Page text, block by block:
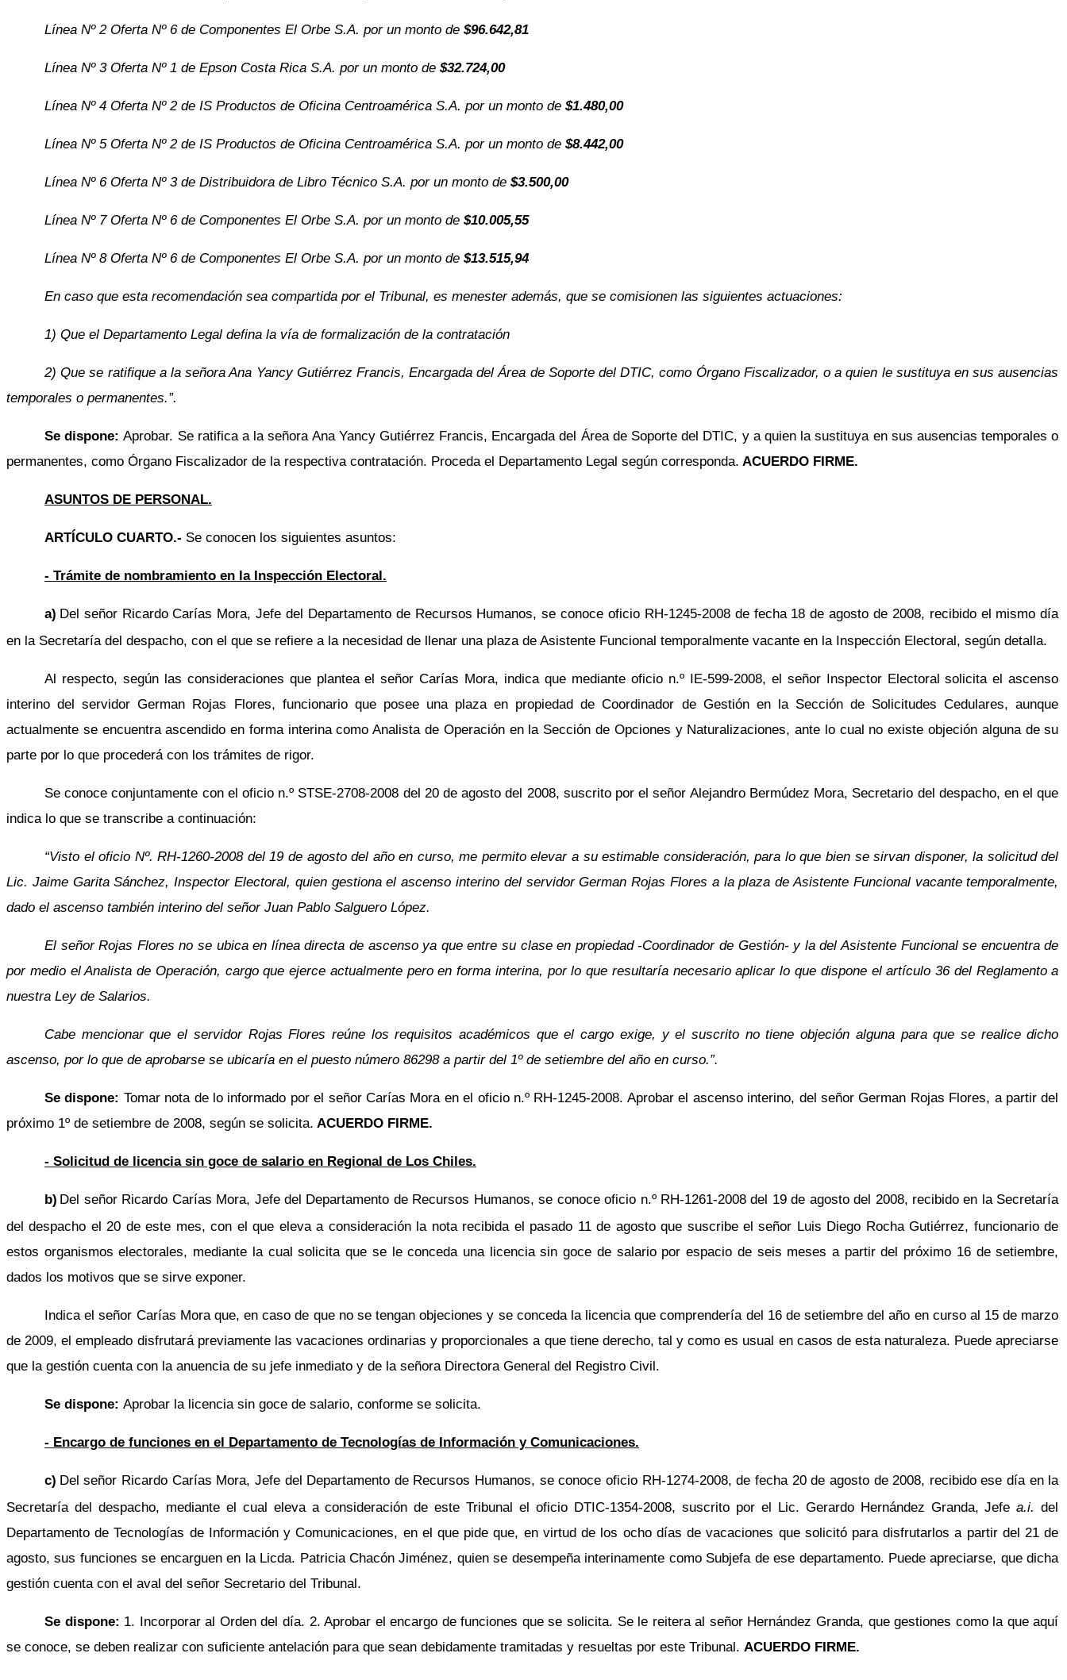
Línea Nº 2 Oferta Nº 6 de Componentes El Orbe S.A. por un monto de $96.642,81
Línea Nº 3 Oferta Nº 1 de Epson Costa Rica S.A. por un monto de $32.724,00
Línea Nº 4 Oferta Nº 2 de IS Productos de Oficina Centroamérica S.A. por un monto de $1.480,00
Línea Nº 5 Oferta Nº 2 de IS Productos de Oficina Centroamérica S.A. por un monto de $8.442,00
Línea Nº 6 Oferta Nº 3 de Distribuidora de Libro Técnico S.A. por un monto de $3.500,00
Línea Nº 7 Oferta Nº 6 de Componentes El Orbe S.A. por un monto de $10.005,55
Línea Nº 8 Oferta Nº 6 de Componentes El Orbe S.A. por un monto de $13.515,94
En caso que esta recomendación sea compartida por el Tribunal, es menester además, que se comisionen las siguientes actuaciones:
1) Que el Departamento Legal defina la vía de formalización de la contratación
2) Que se ratifique a la señora Ana Yancy Gutiérrez Francis, Encargada del Área de Soporte del DTIC, como Órgano Fiscalizador, o a quien le sustituya en sus ausencias
temporales o permanentes.”.
Se dispone:Aprobar. Se ratifica a la señora Ana Yancy Gutiérrez Francis, Encargada del Área de Soporte del DTIC, y a quien la sustituya en sus ausencias temporales o
permanentes, como Órgano Fiscalizador de la respectiva contratación. Proceda el Departamento Legal según corresponda. ACUERDO FIRME.
ASUNTOS DE PERSONAL.
ARTÍCULO CUARTO.- Se conocen los siguientes asuntos:
- Trámite de nombramiento en la Inspección Electoral.
a) Del señor Ricardo Carías Mora, Jefe del Departamento de Recursos Humanos, se conoce oficio RH-1245-2008 de fecha 18 de agosto de 2008, recibido el mismo día
en la Secretaría del despacho, con el que se refiere a la necesidad de llenar una plaza de Asistente Funcional temporalmente vacante en la Inspección Electoral, según detalla.
Al respecto, según las consideraciones que plantea el señor Carías Mora, indica que mediante oficio n.º IE-599-2008, el señor Inspector Electoral solicita el ascenso
interino del servidor German Rojas Flores, funcionario que posee una plaza en propiedad de Coordinador de Gestión en la Sección de Solicitudes Cedulares, aunque
actualmente se encuentra ascendido en forma interina como Analista de Operación en la Sección de Opciones y Naturalizaciones, ante lo cual no existe objeción alguna de su
parte por lo que procederá con los trámites de rigor.
Se conoce conjuntamente con el oficio n.º STSE-2708-2008 del 20 de agosto del 2008, suscrito por el señor Alejandro Bermúdez Mora, Secretario del despacho, en el que
indica lo que se transcribe a continuación:
“Visto el oficio Nº. RH-1260-2008 del 19 de agosto del año en curso, me permito elevar a su estimable consideración, para lo que bien se sirvan disponer, la solicitud del
Lic. Jaime Garita Sánchez, Inspector Electoral, quien gestiona el ascenso interino del servidor German Rojas Flores a la plaza de Asistente Funcional vacante temporalmente,
dado el ascenso también interino del señor Juan Pablo Salguero López.
El señor Rojas Flores no se ubica en línea directa de ascenso ya que entre su clase en propiedad -Coordinador de Gestión- y la del Asistente Funcional se encuentra de
por medio el Analista de Operación, cargo que ejerce actualmente pero en forma interina, por lo que resultaría necesario aplicar lo que dispone el artículo 36 del Reglamento a
nuestra Ley de Salarios.
Cabe mencionar que el servidor Rojas Flores reúne los requisitos académicos que el cargo exige, y el suscrito no tiene objeción alguna para que se realice dicho
ascenso, por lo que de aprobarse se ubicaría en el puesto número 86298 a partir del 1º de setiembre del año en curso.”.
Se dispone: Tomar nota de lo informado por el señor Carías Mora en el oficio n.º RH-1245-2008. Aprobar el ascenso interino, del señor German Rojas Flores, a partir del
próximo 1º de setiembre de 2008, según se solicita. ACUERDO FIRME.
- Solicitud de licencia sin goce de salario en Regional de Los Chiles.
b) Del señor Ricardo Carías Mora, Jefe del Departamento de Recursos Humanos, se conoce oficio n.º RH-1261-2008 del 19 de agosto del 2008, recibido en la Secretaría
del despacho el 20 de este mes, con el que eleva a consideración la nota recibida el pasado 11 de agosto que suscribe el señor Luis Diego Rocha Gutiérrez, funcionario de
estos organismos electorales, mediante la cual solicita que se le conceda una licencia sin goce de salario por espacio de seis meses a partir del próximo 16 de setiembre,
dados los motivos que se sirve exponer.
Indica el señor Carías Mora que, en caso de que no se tengan objeciones y se conceda la licencia que comprendería del 16 de setiembre del año en curso al 15 de marzo
de 2009, el empleado disfrutará previamente las vacaciones ordinarias y proporcionales a que tiene derecho, tal y como es usual en casos de esta naturaleza. Puede apreciarse
que la gestión cuenta con la anuencia de su jefe inmediato y de la señora Directora General del Registro Civil.
Se dispone: Aprobar la licencia sin goce de salario, conforme se solicita.
- Encargo de funciones en el Departamento de Tecnologías de Información y Comunicaciones.
c) Del señor Ricardo Carías Mora, Jefe del Departamento de Recursos Humanos, se conoce oficio RH-1274-2008, de fecha 20 de agosto de 2008, recibido ese día en la
Secretaría del despacho, mediante el cual eleva a consideración de este Tribunal el oficio DTIC-1354-2008, suscrito por el Lic. Gerardo Hernández Granda, Jefea.i. del
Departamento de Tecnologías de Información y Comunicaciones, en el que pide que, en virtud de los ocho días de vacaciones que solicitó para disfrutarlos a partir del 21 de
agosto, sus funciones se encarguen en la Licda. Patricia Chacón Jiménez, quien se desempeña interinamente como Subjefa de ese departamento. Puede apreciarse, que dicha
gestión cuenta con el aval del señor Secretario del Tribunal.
Se dispone: 1. Incorporar al Orden del día. 2. Aprobar el encargo de funciones que se solicita. Se le reitera al señor Hernández Granda, que gestiones como la que aquí
se conoce, se deben realizar con suficiente antelación para que sean debidamente tramitadas y resueltas por este Tribunal. ACUERDO FIRME.